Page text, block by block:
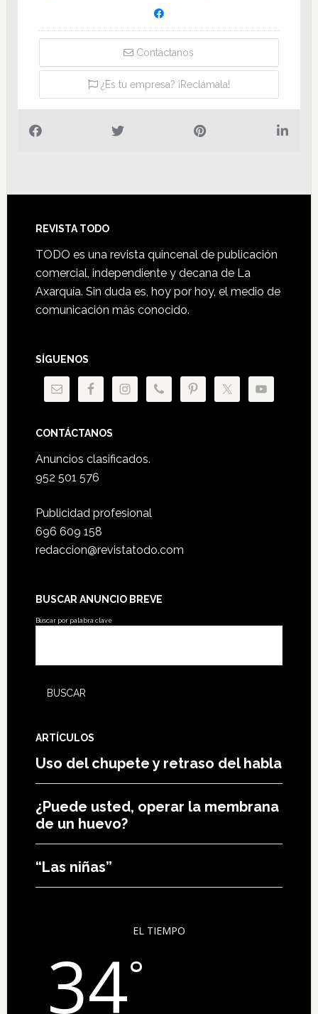
Contáctanos
¿Es tu empresa? ¡Reclámala!
Footer
REVISTA TODO
TODO es una revista quincenal de publicación
comercial, independiente y decana de La
Axarquía. Sin duda es, hoy por hoy, el medio de
comunicación más conocido.
SÍGUENOS
CONTÁCTANOS
Anuncios clasificados.
952 501 576
Publicidad profesional
696 609 158
redaccion@revistatodo.com
BUSCAR ANUNCIO BREVE
Buscar por palabra clave
ARTÍCULOS
Uso del chupete y retraso del habla
¿Puede usted, operar la membrana
de un huevo?
“Las niñas”
EL TIEMPO
34°